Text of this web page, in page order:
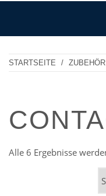
STARTSEITE /
Alle 6 Ergebnisse